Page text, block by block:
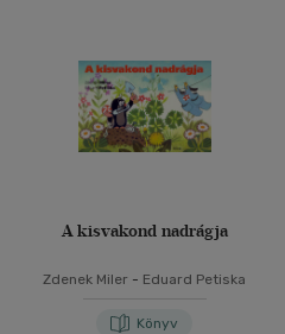
A kisvakond nadrágja
Zdenek Miler - Eduard Petiska
Könyv